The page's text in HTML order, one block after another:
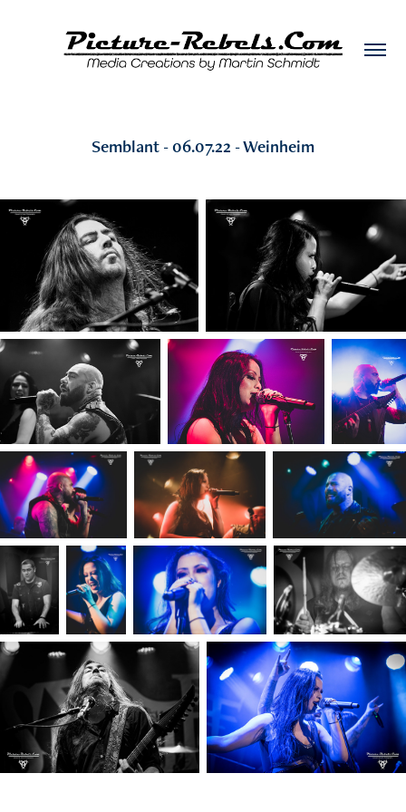
Semblant - 06.07.22 - Weinheim